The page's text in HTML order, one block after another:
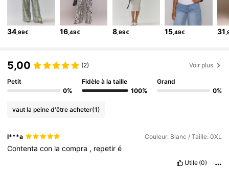
4.3M Suiveurs
4,83 4.3M Suiveurs
34 ,99€ 16 ,49€ 8,99€ 15 ,49€ 31
5,00 (2) Voir plus
Petit
0%
Fidèle à la taille
100%
Grand
0%
vaut la peine d'être acheter(1)
I***a Couleur: Blanc / Taille: 0XL
Contentacon lacompra , repetiré
Utile (0)